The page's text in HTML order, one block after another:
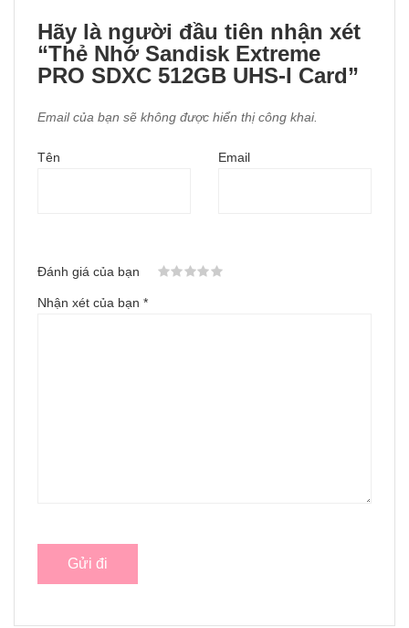
Hãy là người đầu tiên nhận xét
“Thẻ Nhớ Sandisk Extreme
PRO SDXC 512GB UHS-I Card”
Email của bạn sẽ không được hiển thị công khai.
Tên Email
Đánh giá của bạn
Nhận xét của bạn *